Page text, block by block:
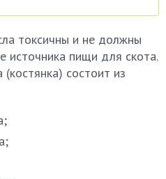
токсичны и не должны
источника пищи для скота.
состоит из